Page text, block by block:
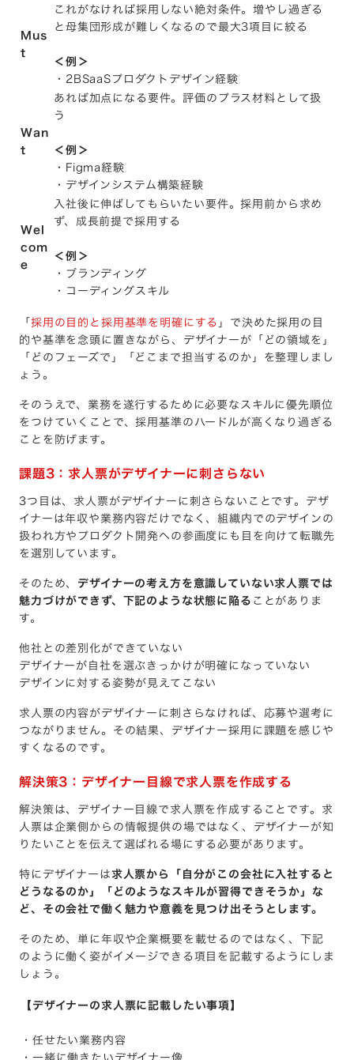
Mus
t
これがなければ採用しない絶対条件。増やし過ぎる
と母集団形成が難しくなるので最大3項目に絞る
＜例＞
・2BSaaSプロダクトデザイン経験
Wan
t
あれば加点になる要件。評価のプラス材料として扱
う
＜例＞
・Figma経験
・デザインシステム構築経験
Wel
com
e
入社後に伸ばしてもらいたい要件。採用前から求め
ず、成長前提で採用する
＜例＞
・ブランディング
・コーディングスキル
「採用の目的と採用基準を明確にする 」で決めた採用の目
的や基準を念頭に置きながら、デザイナーが「どの領域を」
「どのフェーズで」「どこまで担当するのか」を整理しまし
ょう。
そのうえで、業務を遂行するために必要なスキルに優先順位
をつけていくことで、採用基準のハードルが高くなり過ぎる
ことを防げます。
課題3：求人票がデザイナーに刺さらない
3つ目は、求人票がデザイナーに刺さらないことです。デザ
イナーは年収や業務内容だけでなく、組織内でのデザインの
扱われ方やプロダクト開発への参画度にも目を向けて転職先
を選別しています。
そのため、 デザイナーの考え方を意識していない求人票では
魅力づけができず、下記のような状態に陥ることがありま
す。
他社との差別化ができていない
デザイナーが自社を選ぶきっかけが明確になっていない
デザインに対する姿勢が見えてこない
求人票の内容がデザイナーに刺さらなければ、応募や選考に
つながりません。その結果、デザイナー採用に課題を感じや
すくなるのです。
解決策3：デザイナー目線で求人票を作成する
解決策は、デザイナー目線で求人票を作成することです。求
人票は企業側からの情報提供の場ではなく、デザイナーが知
りたいことを伝えて選ばれる場にする必要があります。
特にデザイナーは求人票から「自分がこの会社に入社すると
どうなるのか」「どのようなスキルが習得できそうか」な
ど、その会社で働く魅力や意義を見つけ出そうとします。
そのため、単に年収や企業概要を載せるのではなく、下記
のように働く姿がイメージできる項目を記載するようにしま
しょう。
【デザイナーの求人票に記載したい事項】
・任せたい業務内容